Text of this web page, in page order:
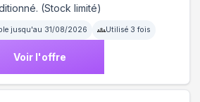
(Stock limité)
jusqu'au 31/08/2026 Utilisé 3 fois
Voir l'offre